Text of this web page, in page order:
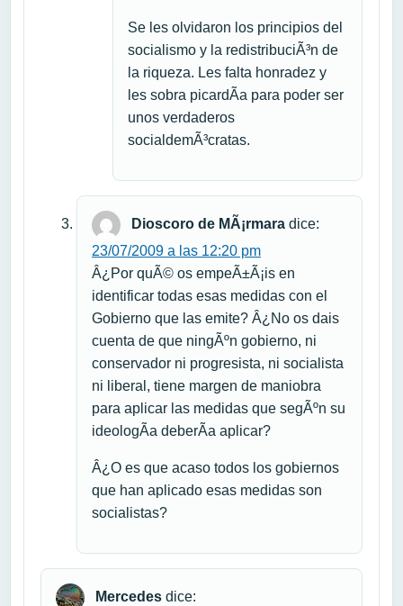
Se les olvidaron los principios del
socialismo y la redistribuciÃ³n de
la riqueza. Les falta honradez y
les sobra picardÃ­a para poder ser
unos verdaderos
socialdemÃ³cratas.
Dioscoro de MÃ¡rmara dice:
23/07/2009 a las 12:20 pm
Â¿Por quÃ© os empeÃ±Ã¡is en
identificar todas esas medidas con el
Gobierno que las emite? Â¿No os dais
cuenta de que ningÃºn gobierno, ni
conservador ni progresista, ni socialista
ni liberal, tiene margen de maniobra
para aplicar las medidas que segÃºn su
ideologÃ­a deberÃ­a aplicar?
Â¿O es que acaso todos los gobiernos
que han aplicado esas medidas son
socialistas?
Mercedes dice: